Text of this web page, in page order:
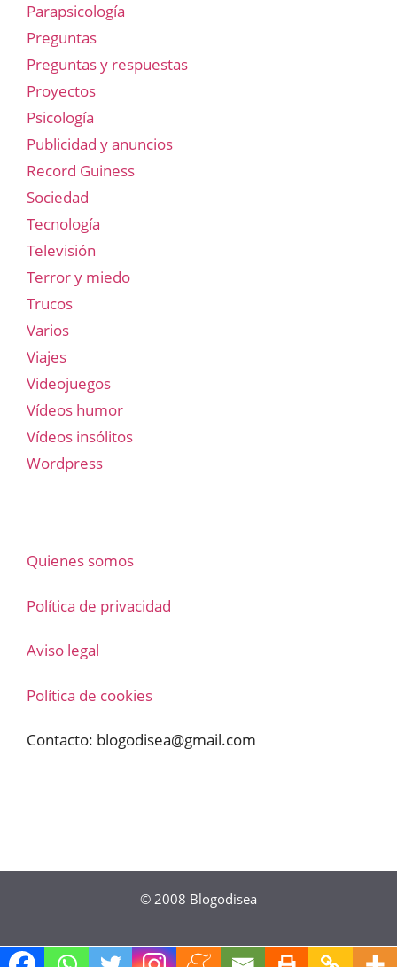
Parapsicología
Preguntas
Preguntas y respuestas
Proyectos
Psicología
Publicidad y anuncios
Record Guiness
Sociedad
Tecnología
Televisión
Terror y miedo
Trucos
Varios
Viajes
Videojuegos
Vídeos humor
Vídeos insólitos
Wordpress
Quienes somos
Política de privacidad
Aviso legal
Política de cookies
Contacto: blogodisea@gmail.com
© 2008 Blogodisea